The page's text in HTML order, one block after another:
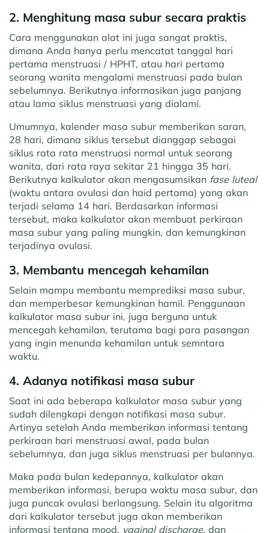
2. Menghitung masa subur secara praktis
Cara menggunakan alat ini juga sangat praktis,
dimana Anda hanya perlu mencatat tanggal hari
pertama menstruasi / HPHT, atau hari pertama
seorang wanita mengalami menstruasi pada bulan
sebelumnya. Berikutnya informasikan juga panjang
atau lama siklus menstruasi yang dialami.
Umumnya, kalender masa subur memberikan saran,
28 hari, dimana siklus tersebut dianggap sebagai
siklus rata rata menstruasi normal untuk seorang
wanita, dari rata raya sekitar 21 hingga 35 hari.
Berikutnya kalkulator akan mengasumsikan fase luteal
(waktu antara ovulasi dan haid pertama) yang akan
terjadi selama 14 hari. Berdasarkan informasi
tersebut, maka kalkulator akan membuat perkiraan
masa subur yang paling mungkin, dan kemungkinan
terjadinya ovulasi.
3. Membantu mencegah kehamilan
Selain mampu membantu memprediksi masa subur,
dan memperbesar kemungkinan hamil. Penggunaan
kalkulator masa subur ini, juga berguna untuk
mencegah kehamilan, terutama bagi para pasangan
yang ingin menunda kehamilan untuk semntara
waktu.
4. Adanya notifikasi masa subur
Saat ini ada beberapa kalkulator masa subur yang
sudah dilengkapi dengan notifikasi masa subur.
Artinya setelah Anda memberikan informasi tentang
perkiraan hari menstruasi awal, pada bulan
sebelumnya, dan juga siklus menstruasi per bulannya.
Maka pada bulan kedepannya, kalkulator akan
memberikan informasi, berupa waktu masa subur, dan
juga puncak ovulasi berlangsung. Selain itu algoritma
dari kalkulator tersebut juga akan memberikan
informasi tentang mood, vaginal discharge, dan